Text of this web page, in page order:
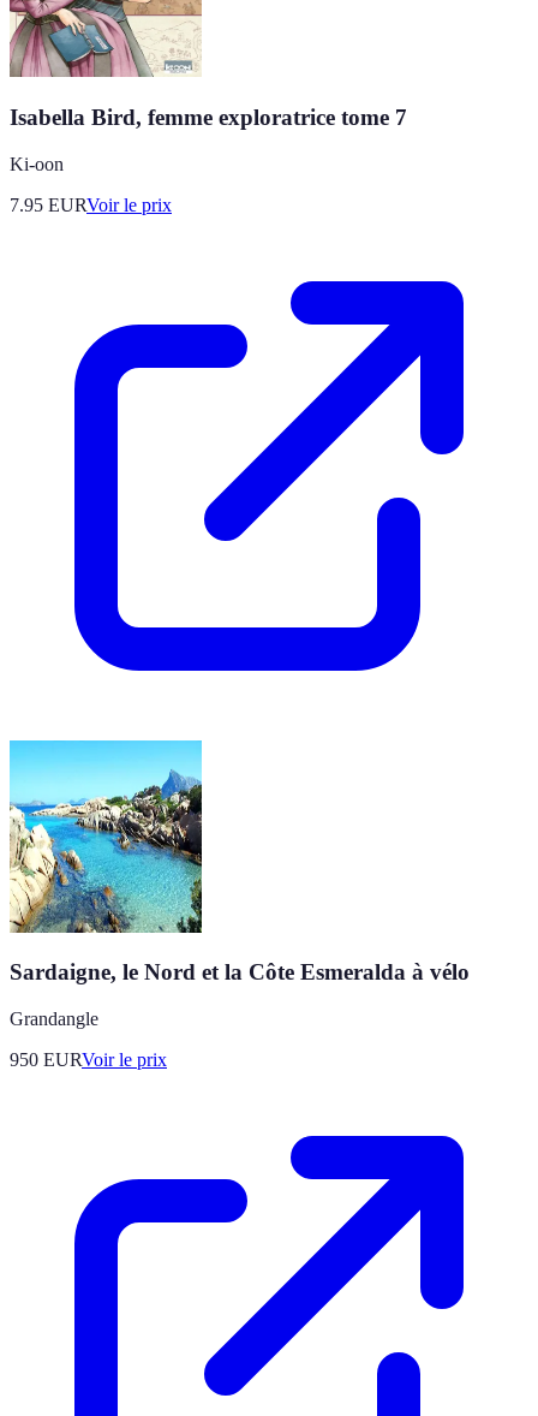
Isabella Bird, femme exploratrice tome 7
Ki-oon
7.95 EURVoir le prix
Sardaigne, le Nord et la Côte Esmeralda à vélo
Grandangle
950 EURVoir le prix